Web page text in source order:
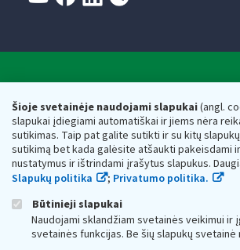
Šioje svetainėje naudojami slapukai(angl.
slapukai įdiegiami automatiškai ir jiems nėra
sutikimas. Taip pat galite sutikti ir su kitų
sutikimą bet kada galėsite atšaukti pakeisdami
nustatymus ir ištrindami įrašytus slapukus.
Slapukų politika
; Privatumo politika.
Būtinieji slapukai
Naudojami sklandžiam svetainės veikimui ir
svetainės funkcijas. Be šių slapukų
Valstybinė mokesčių inspekcija prie
Respublikos finansų ministerijos
Biudžetinė įstaiga. Juridinio asmens kodas —
adresas: Vasario 16-osios g. 14, 01107 Vilnius,
vmi@vmi.lt , E. pristatymo dėžutės adresas
Duomenys apie Valstybinę mokesčių inspekciją
Respublikos finansų ministerijos kaupiami ir